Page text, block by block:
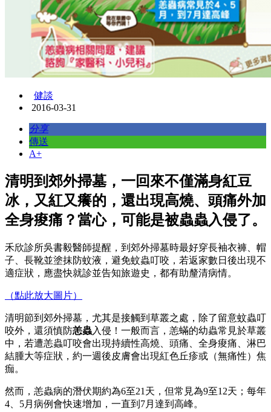
健談
2016-03-31
分享
傳送
A+
清明到郊外掃墓，一回來不僅滿身紅豆
冰，又紅又癢的，還出現高燒、頭痛外加
全身痠痛？當心，可能是被蟲蟲入侵了。
禾欣診所吳書毅醫師提醒，到郊外掃墓時最好穿長袖衣褲、帽
子、長靴並塗抹防蚊液，避免蚊蟲叮咬，若返家數日後出現不
適症狀，應盡快就診並告知旅遊史，都有助釐清病情。
（點此放大圖片）
清明節到郊外掃墓，尤其是接觸到草叢之處，除了留意蚊蟲叮
咬外，還須慎防恙蟲入侵！一般而言，恙蟎的幼蟲常見於草叢
中，若遭恙蟲叮咬會出現持續性高燒、頭痛、全身痠痛、淋巴
結腫大等症狀，約一週後皮膚會出現紅色丘疹或（無痛性）焦
痂。
然而，恙蟲病的潛伏期約為6至21天，但常見為9至12天；每年
4、5月病例會快速增加，一直到7月達到高峰。